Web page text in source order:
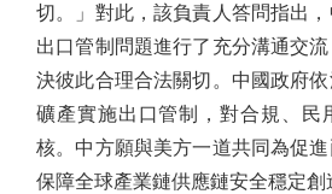
切。」對此，該負責人答問指出
出口管制問題進行了充分溝通交
決彼此合理合法關切。中國政府
礦產實施出口管制，對合規、民
核。中方願與美方一道共同為促進
保障全球產業鏈供應鏈安全穩定創